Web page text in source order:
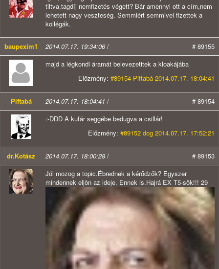
tiltva,tagdíj nemfizetés végett? Bár amennyi ott a cím,nem
lehetett nagy veszteség. Semmiért semmivel fizettek a
kollégák.
baupexim1 2014.07.17. 19:34:06/
# 89155
majd a légkondi áramát belevezetitek a kloakájába
Előzmény: #89154 Piftabá 2014.07.17. 18:04:41
Piftabá 2014.07.17. 18:04:41 /
# 89154
:-DDD A kufár seggébe bedugva a csillár!
Előzmény: #89152 dog 2014.07.17. 17:52:21
dr.Kotász 2014.07.17. 18:00:28 /
# 89153
Jól mozog a topic.Ébrednek a kérődzők? Egyszer
mindennek eljön az ideje. Ennek is.Hajrá EX T5-sök!!! 29